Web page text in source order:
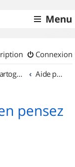
Menu
Connexion
Cartographie et GPS Aide pour l'achat d'un GPS
pensez